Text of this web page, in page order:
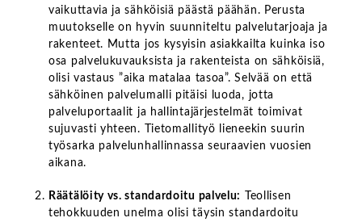
vaikuttavia ja sähköisiä päästä päähän. Perusta
muutokselle on hyvin suunniteltu palvelutarjoaja ja
rakenteet. Mutta jos kysyisin asiakkailta kuinka iso
osa palvelukuvauksista ja rakenteista on sähköisiä,
olisi vastaus ”aika matalaa tasoa”. Selvää on että
sähköinen palvelumalli pitäisi luoda, jotta
palveluportaalit ja hallintajärjestelmät toimivat
sujuvasti yhteen. Tietomallityö lieneekin suurin
työsarka palvelunhallinnassa seuraavien vuosien
aikana.
Räätälöity vs. standardoitu palvelu: Teollisen
tehokkuuden unelma olisi täysin standardoitu